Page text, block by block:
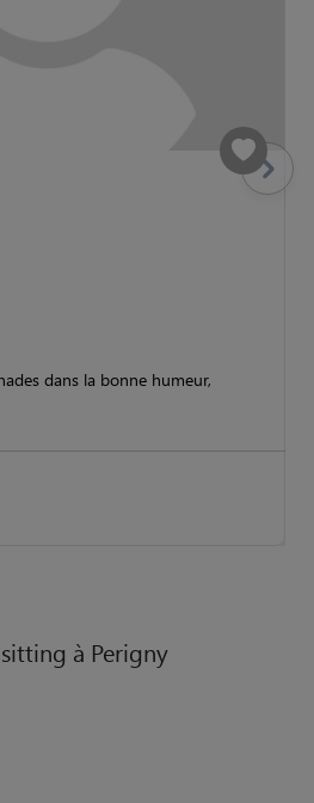
dans la bonne humeur,
Suivant
à Perigny